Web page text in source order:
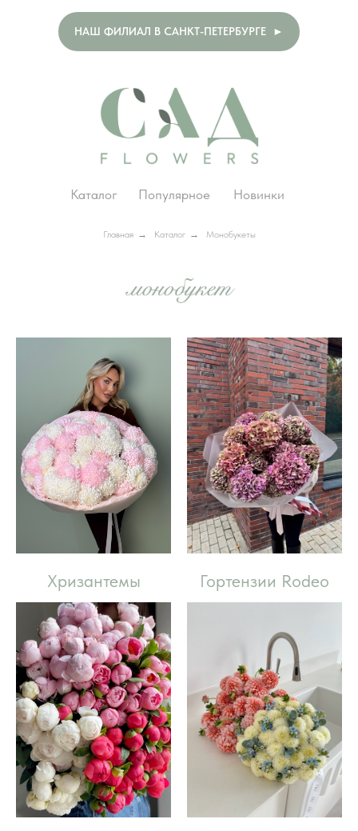
НАШ ФИЛИАЛ В САНКТ-ПЕТЕРБУРГЕ ►
Каталог Популярное Новинки
Главная → Каталог → Монобукеты
Хризантемы Гортензии Rodeo